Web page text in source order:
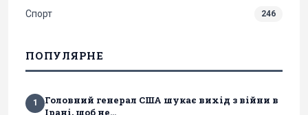
Спорт 246
ПОПУЛЯРНЕ
1
Головний генерал США шукає вихід з війни в
Ірані, щоб не...